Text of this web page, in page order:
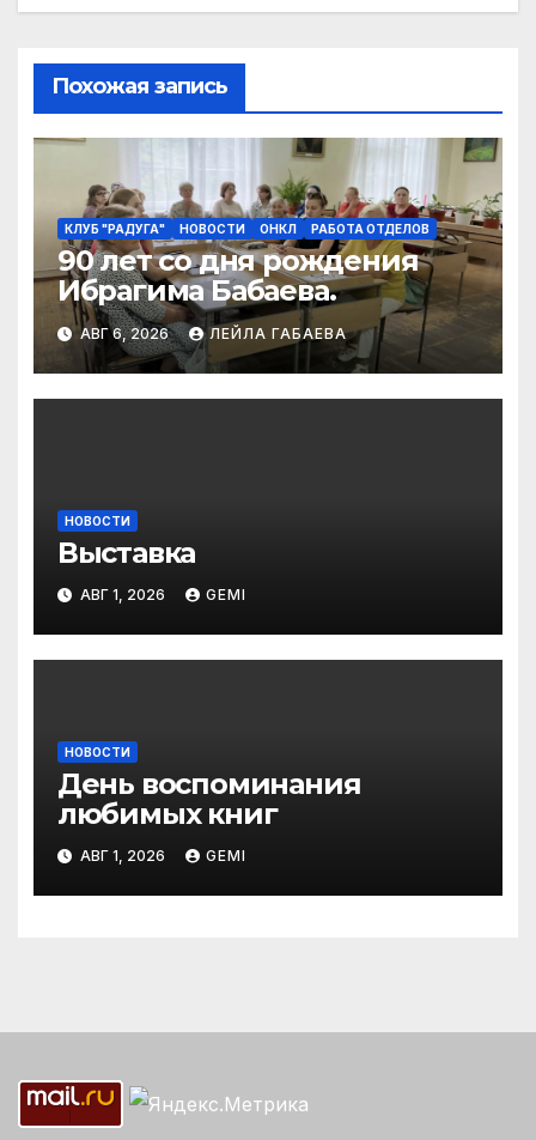
Похожая запись
КЛУБ "РАДУГА" НОВОСТИ ОНКЛ РАБОТА ОТДЕЛОВ
90 лет со дня рождения
Ибрагима Бабаева.
АВГ 6, 2026 ЛЕЙЛА ГАБАЕВА
НОВОСТИ
Выставка
АВГ 1, 2026 GEMI
НОВОСТИ
День воспоминания
любимых книг
АВГ 1, 2026 GEMI